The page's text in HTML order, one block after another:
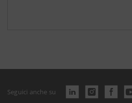
Seguici anche su